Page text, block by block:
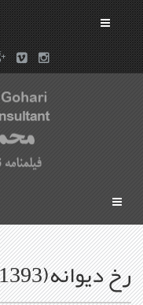
رخ دیوانه(1393)